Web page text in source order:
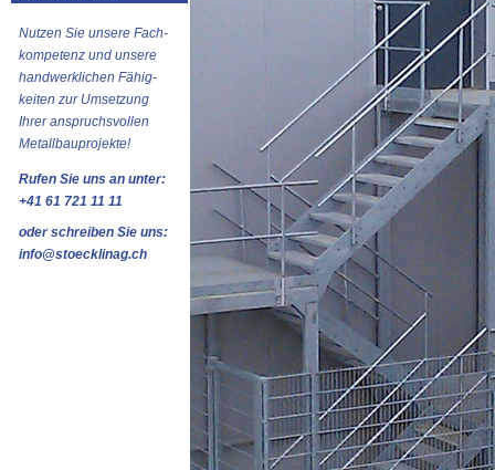
Nutzen Sie unsere Fach-
kompetenz und unsere
handwerklichen Fähig-
keiten zur Umsetzung
Ihrer anspruchsvollen
Metallbauprojekte!
Rufen Sie uns an unter:
+41 61 721 11 11
oder schreiben Sie uns:
info@stoecklinag.ch